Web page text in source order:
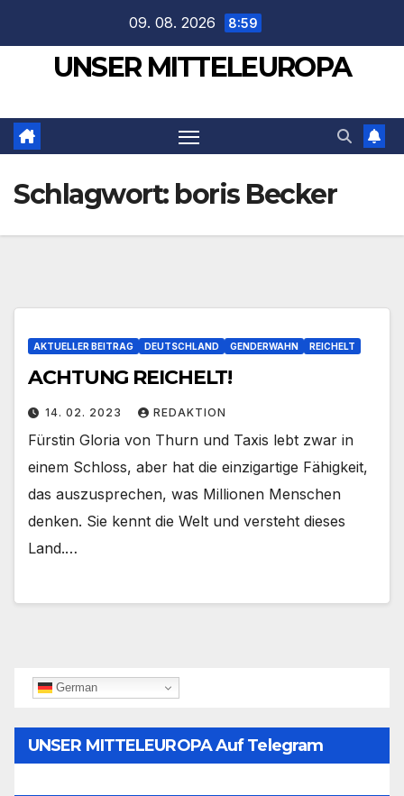
springen
09. 08. 2026 8:59
UNSER MITTELEUROPA
Schlagwort: boris Becker
AKTUELLER BEITRAG DEUTSCHLAND GENDERWAHN REICHELT
ACHTUNG REICHELT!
14. 02. 2023 REDAKTION
Fürstin Gloria von Thurn und Taxis lebt zwar in
einem Schloss, aber hat die einzigartige Fähigkeit,
das auszusprechen, was Millionen Menschen
denken. Sie kennt die Welt und versteht dieses
Land.…
German
UNSER MITTELEUROPA Auf Telegram